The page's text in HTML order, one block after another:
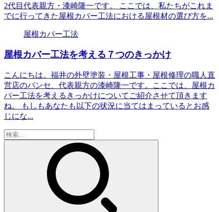
2代目代表親方・漆崎隆一です。 ここでは、私たちがこれま
でに行ってきた屋根カバー工法における屋根材の選び方を...
屋根カバー工法
屋根カバー工法を考える７つのきっかけ
こんにちは。福井の外壁塗装・屋根工事・屋根修理の職人直
営店のパンセ、代表親方の漆崎隆一です。ここでは、屋根カ
バー工法を考えるきっかけについてご紹介させて頂きます
ね。 もしもあなたも以下の状況に当てはまっているとお感
じにな...
検
索: